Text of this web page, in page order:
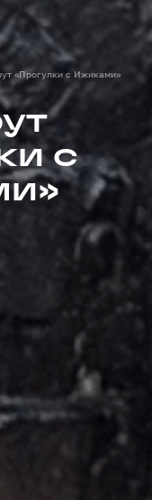
«Прогулки с Ижиками»
с